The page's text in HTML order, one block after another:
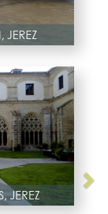
JEREZ
JEREZ